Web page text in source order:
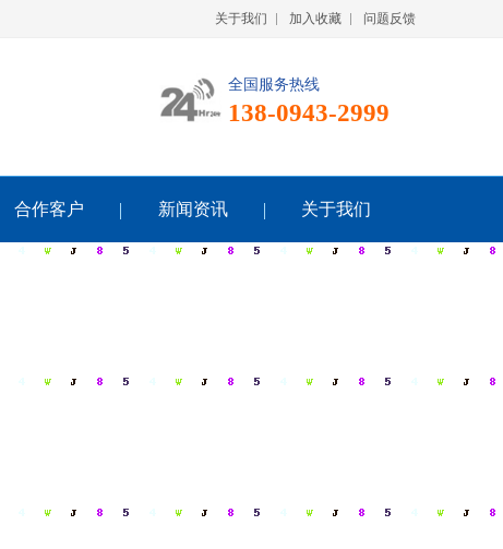
关于我们 加入收藏 问题反馈
全国服务热线
138-0943-2999
合作客户 新闻资讯 关于我们